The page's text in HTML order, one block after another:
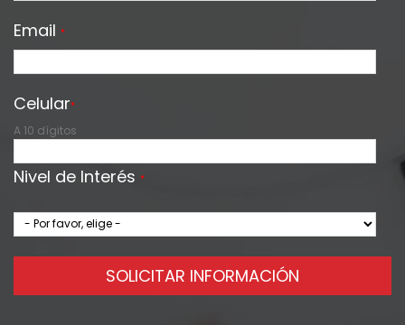
Email *
Celular*
A 10 dígitos
Nivel de Interés *
SOLICITAR INFORMACIÓN